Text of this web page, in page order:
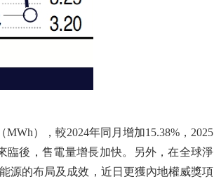
），較2024年同月增加15.38%，2025
臨後，售電量增長加快。另外，在全球淨
源的布局及成效，近日更獲內地權威獎項